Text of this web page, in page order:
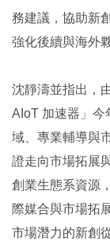
務建議，協助新
強化後續與海外
沈靜濤並指出，
AIoT 加速器」今
域、專業輔導與
證走向市場拓展
創業生態系資源
際媒合與市場拓
市場潛力的新創